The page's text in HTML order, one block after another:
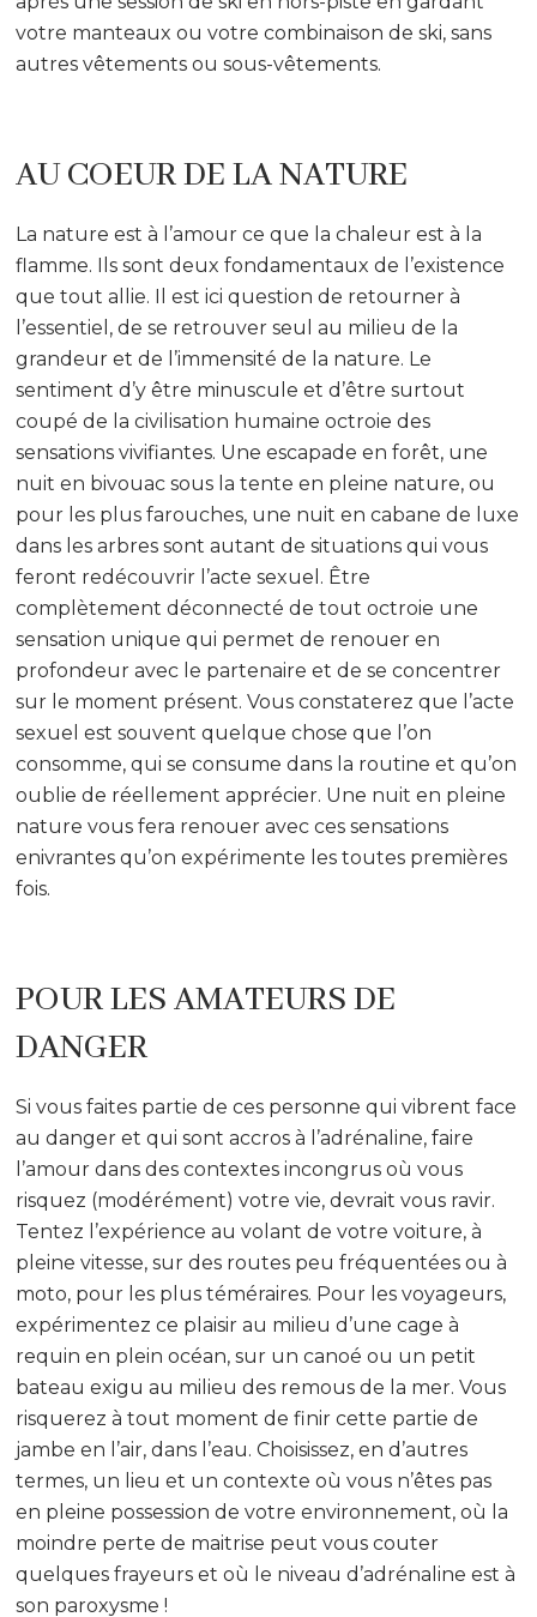
votre manteaux ou votre combinaison de ski, sans
autres vêtements ou sous-vêtements.
AU COEUR DE LA NATURE
La nature est à l’amour ce que la chaleur est à la
flamme. Ils sont deux fondamentaux de l’existence
que tout allie. Il est ici question de retourner à
l’essentiel, de se retrouver seul au milieu de la
grandeur et de l’immensité de la nature. Le
sentiment d’y être minuscule et d’être surtout
coupé de la civilisation humaine octroie des
sensations vivifiantes. Une escapade en forêt, une
nuit en bivouac sous la tente en pleine nature, ou
pour les plus farouches, une nuit en cabane de luxe
dans les arbres sont autant de situations qui vous
feront redécouvrir l’acte sexuel. Être
complètement déconnecté de tout octroie une
sensation unique qui permet de renouer en
profondeur avec le partenaire et de se concentrer
sur le moment présent. Vous constaterez que l’acte
sexuel est souvent quelque chose que l’on
consomme, qui se consume dans la routine et qu’on
oublie de réellement apprécier. Une nuit en pleine
nature vous fera renouer avec ces sensations
enivrantes qu’on expérimente les toutes premières
fois.
POUR LES AMATEURS DE
DANGER
Si vous faites partie de ces personne qui vibrent face
au danger et qui sont accros à l’adrénaline, faire
l’amour dans des contextes incongrus où vous
risquez (modérément) votre vie, devrait vous ravir.
Tentez l’expérience au volant de votre voiture, à
pleine vitesse, sur des routes peu fréquentées ou à
moto, pour les plus téméraires. Pour les voyageurs,
expérimentez ce plaisir au milieu d’une cage à
requin en plein océan, sur un canoé ou un petit
bateau exigu au milieu des remous de la mer. Vous
risquerez à tout moment de finir cette partie de
jambe en l’air, dans l’eau. Choisissez, en d’autres
termes, un lieu et un contexte où vous n’êtes pas
en pleine possession de votre environnement, où la
moindre perte de maitrise peut vous couter
quelques frayeurs et où le niveau d’adrénaline est à
son paroxysme !